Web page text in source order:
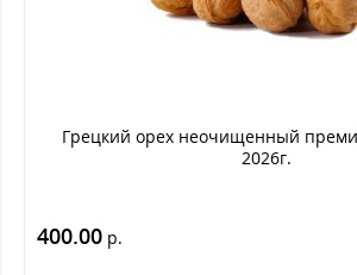
Грецкий орех неочищенный
2026г.
400.00 р.